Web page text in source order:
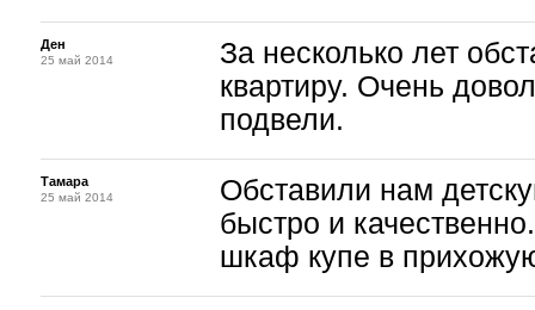
Ден
25 май 2014
За несколько лет
квартиру. Очень
подвели.
Тамара
25 май 2014
Обставили нам
быстро и
шкаф купе в